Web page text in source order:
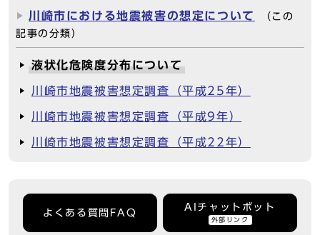
川崎市における地震被害の想定について
（この
記事の分類）
液状化危険度分布について
川崎市地震被害想定調査（平成25年）
川崎市地震被害想定調査（平成9年）
川崎市地震被害想定調査（平成22年）
よくある質問FAQ
AIチャットボット
外部リンク